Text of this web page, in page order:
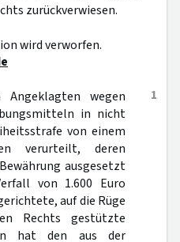
zurückverwiesen.
wird verworfen.
1
wegen
in nicht
von einem
verurteilt, deren
ausgesetzt
von 1.600 Euro
auf die Rüge
Rechts gestützte
hat den aus der